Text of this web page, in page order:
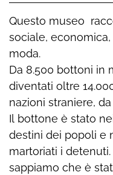
Questo museo
sociale,
moda.
Da 8.500 bottoni in
diventati oltre
nazioni straniere,
Il bottone è stato
destini dei popoli e
martoriati i
sappiamo che è